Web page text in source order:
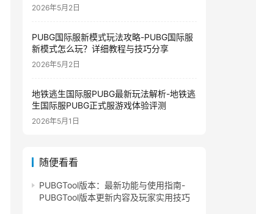
2026年5月2日
PUBG国际服新模式玩法攻略-PUBG国际服
新模式怎么玩？详细教程与技巧分享
2026年5月2日
地铁逃生国际服PUBG最新玩法解析-地铁逃
生国际服PUBG正式服游戏体验评测
2026年5月1日
随便看看
PUBGTool版本：最新功能与使用指南-
PUBGTool版本更新内容及玩家实用技巧